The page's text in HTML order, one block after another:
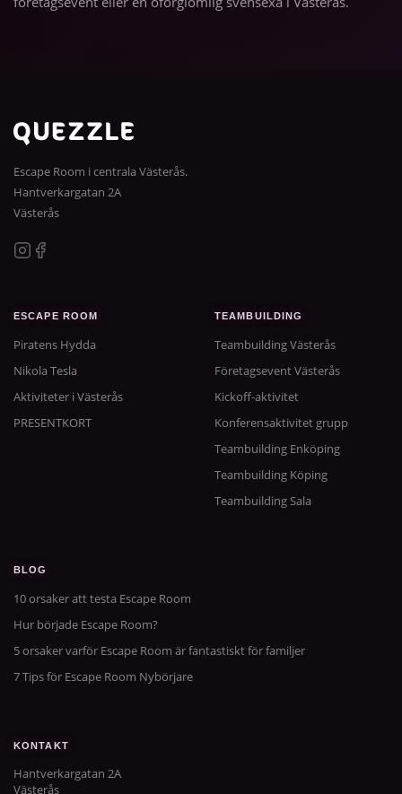
Escape Room i centrala Västerås.
Hantverkargatan 2A
Västerås
ESCAPE ROOM
Piratens Hydda
Nikola Tesla
Aktiviteter i Västerås
PRESENTKORT
TEAMBUILDING
Teambuilding Västerås
Företagsevent Västerås
Kickoff-aktivitet
Konferensaktivitet grupp
Teambuilding Enköping
Teambuilding Köping
Teambuilding Sala
BLOG
10 orsaker att testa Escape Room
Hur började Escape Room?
5 orsaker varför Escape Room är fantastiskt för familjer
7 Tips för Escape Room Nybörjare
KONTAKT
Hantverkargatan 2A
Västerås